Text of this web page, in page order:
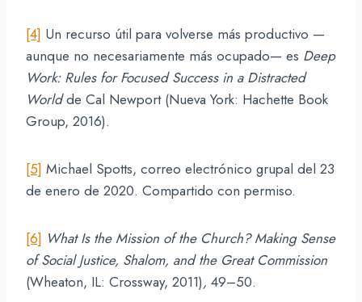
[4] Un recurso útil para volverse más productivo —
aunque no necesariamente más ocupado— es Deep
Work: Rules for Focused Success in a Distracted
Worldde Cal Newport (Nueva York: Hachette Book
Group, 2016).
[5] Michael Spotts, correo electrónico grupal del 23
de enero de 2020. Compartido con permiso.
[6] What Is the Mission of the Church? Making Sense
of Social Justice, Shalom, and the Great Commission
(Wheaton, IL: Crossway, 2011), 49–50.